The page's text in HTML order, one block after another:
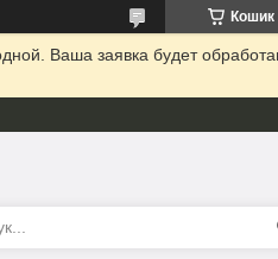
Кошик
Ваша заявка будет